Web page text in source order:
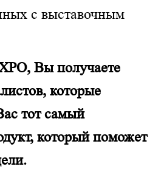
с выставочным
Вы получаете
которые
тот самый
который поможет